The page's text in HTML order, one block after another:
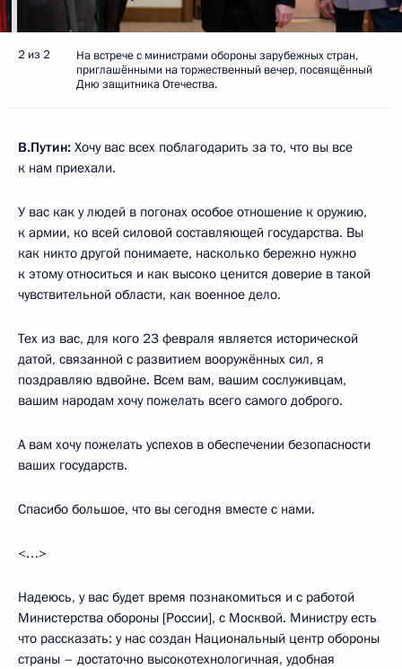
2 из 2
На встрече с министрами обороны зарубежных стран,
приглашёнными на торжественный вечер, посвящённый
Дню защитника Отечества.
В.Путин: Хочу вас всех поблагодарить за то, что вы все
к нам приехали.
У вас как у людей в погонах особое отношение к оружию,
к армии, ко всей силовой составляющей государства. Вы
как никто другой понимаете, насколько бережно нужно
к этому относиться и как высоко ценится доверие в такой
чувствительной области, как военное дело.
Тех из вас, для кого 23 февраля является исторической
датой, связанной с развитием вооружённых сил, я
поздравляю вдвойне. Всем вам, вашим сослуживцам,
вашим народам хочу пожелать всего самого доброго.
А вам хочу пожелать успехов в обеспечении безопасности
ваших государств.
Спасибо большое, что вы сегодня вместе с нами.
<…>
Надеюсь, у вас будет время познакомиться и с работой
Министерства обороны [России], с Москвой. Министру есть
что рассказать: у нас создан Национальный центр обороны
страны – достаточно высокотехнологичная, удобная